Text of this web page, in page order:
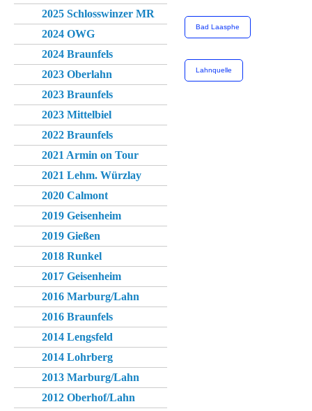
2025 Schlosswinzer MR
2024 OWG
2024 Braunfels
2023 Oberlahn
2023 Braunfels
2023 Mittelbiel
2022 Braunfels
2021 Armin on Tour
2021 Lehm. Würzlay
2020 Calmont
2019 Geisenheim
2019 Gießen
2018 Runkel
2017 Geisenheim
2016 Marburg/Lahn
2016 Braunfels
2014 Lengsfeld
2014 Lohrberg
2013 Marburg/Lahn
2012 Oberhof/Lahn
Bad Laasphe
Lahnquelle